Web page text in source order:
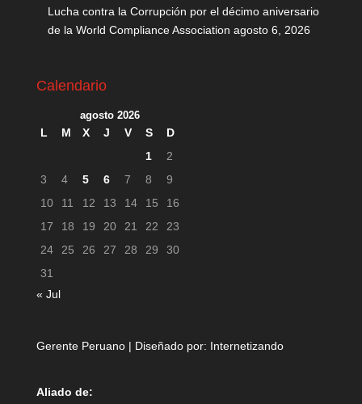
Lucha contra la Corrupción por el décimo aniversario
de la World Compliance Association agosto 6, 2026
Calendario
agosto 2026
L M X J V S
D
1
2
3
4 5 6 7 8
9
10
11 12 13 14 15
16
17
18 19 20 21 22
23
24
25 26 27 28 29
30
31
« Jul
Gerente Peruano | Diseñado por: Internetizando
Aliado de: